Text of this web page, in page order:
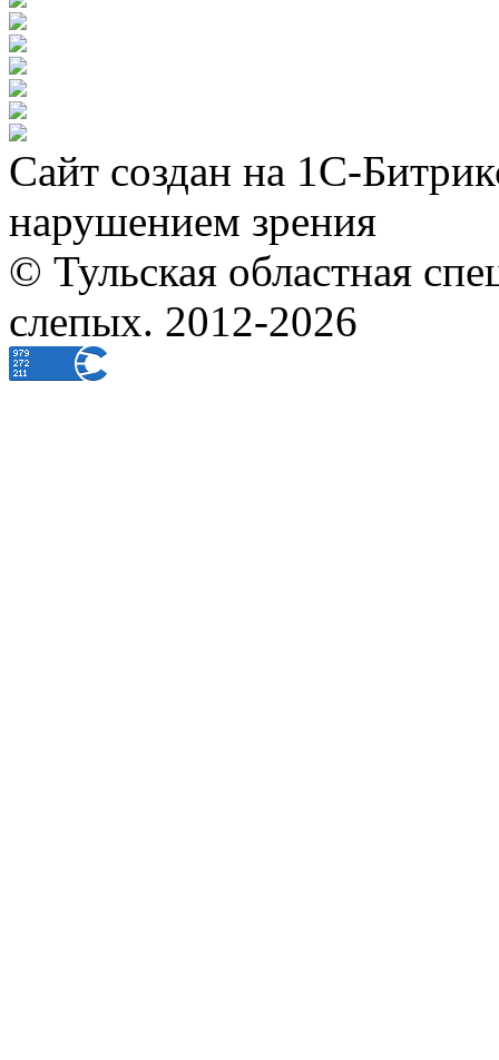
Сайт создан на 1С-
нарушением зрения
© Тульская областная
слепых. 2012-2026